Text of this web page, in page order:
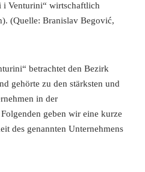
i Venturini“ wirtschaftlich
(Quelle: Branislav Begović,
betrachtet den Bezirk
gehörte zu den stärksten und
in der
geben wir eine kurze
des genannten Unternehmens